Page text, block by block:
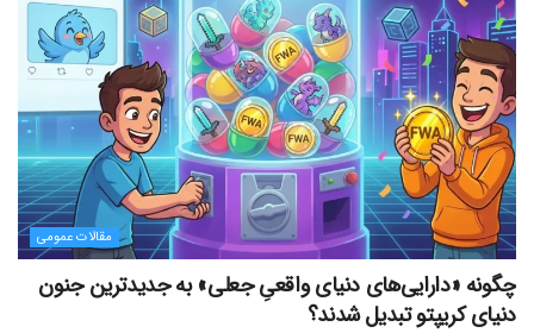
مقالات عمومی
چگونه «دارایی‌های دنیای واقعیِ جعلی» به جدیدترین جنون
دنیای کریپتو تبدیل شدند؟